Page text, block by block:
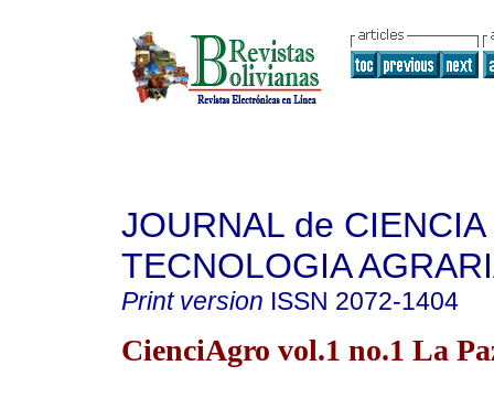
JOURNAL de CIENCIA
TECNOLOGIA
Print version ISSN 2072-1404
CienciAgro vol.1 no.1 La